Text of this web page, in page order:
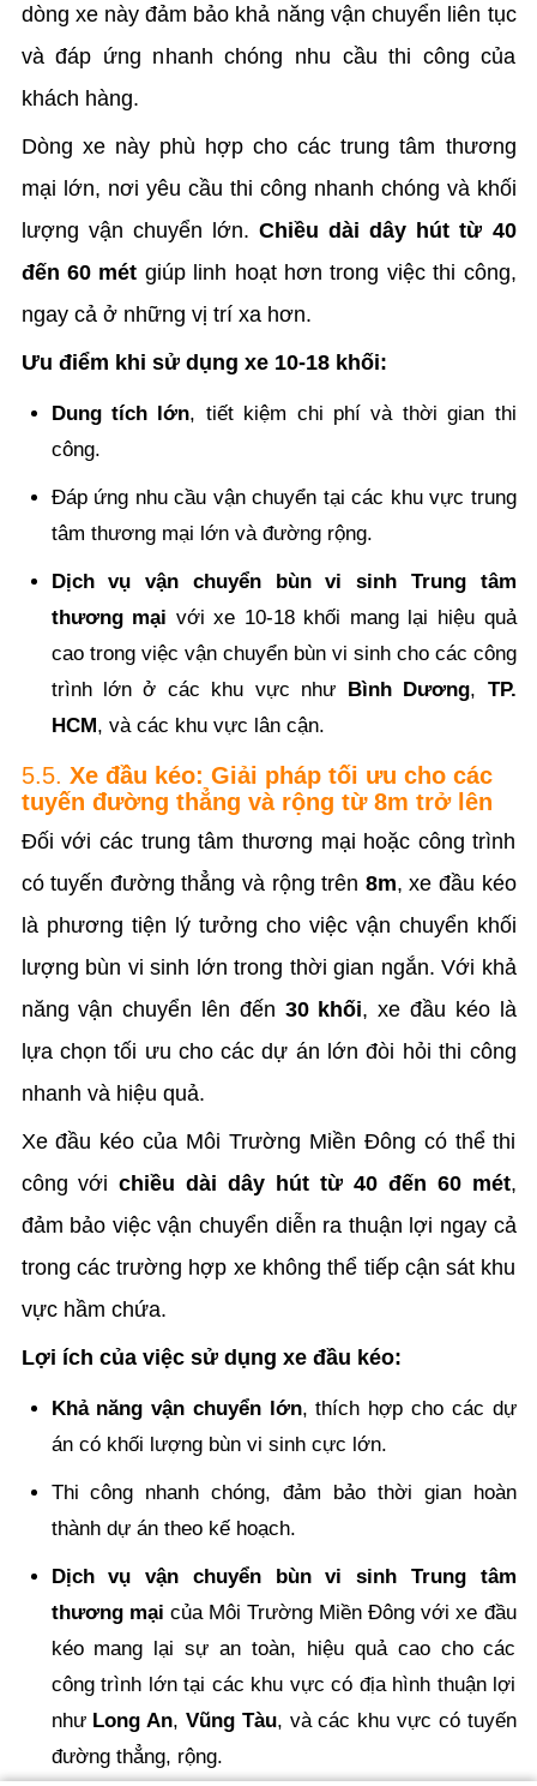
dòng xe này đảm bảo khả năng vận chuyển liên tục
và đáp ứng nhanh chóng nhu cầu thi công của
khách hàng.
Dòng xe này phù hợp cho các trung tâm thương
mại lớn, nơi yêu cầu thi công nhanh chóng và khối
lượng vận chuyển lớn. Chiều dài dây hút từ 40
đến 60 mét giúp linh hoạt hơn trong việc thi công,
ngay cả ở những vị trí xa hơn.
Ưu điểm khi sử dụng xe 10-18 khối:
Dung tích lớn, tiết kiệm chi phí và thời gian thi
công.
Đáp ứng nhu cầu vận chuyển tại các khu vực trung
tâm thương mại lớn và đường rộng.
Dịch vụ vận chuyển bùn vi sinh Trung tâm
thương mại với xe 10-18 khối mang lại hiệu quả
cao trong việc vận chuyển bùn vi sinh cho các công
trình lớn ở các khu vực như Bình Dương, TP.
HCM, và các khu vực lân cận.
5.5. Xe đầu kéo: Giải pháp tối ưu cho các
tuyến đường thẳng và rộng từ 8m trở lên
Đối với các trung tâm thương mại hoặc công trình
có tuyến đường thẳng và rộng trên 8m, xe đầu kéo
là phương tiện lý tưởng cho việc vận chuyển khối
lượng bùn vi sinh lớn trong thời gian ngắn. Với khả
năng vận chuyển lên đến 30 khối, xe đầu kéo là
lựa chọn tối ưu cho các dự án lớn đòi hỏi thi công
nhanh và hiệu quả.
Xe đầu kéo của Môi Trường Miền Đông có thể thi
công vớichiều dài dây hút từ 40 đến 60 mét,
đảm bảo việc vận chuyển diễn ra thuận lợi ngay cả
trong các trường hợp xe không thể tiếp cận sát khu
vực hầm chứa.
Lợi ích của việc sử dụng xe đầu kéo:
Khả năng vận chuyển lớn, thích hợp cho các dự
án có khối lượng bùn vi sinh cực lớn.
Thi công nhanh chóng, đảm bảo thời gian hoàn
thành dự án theo kế hoạch.
Dịch vụ vận chuyển bùn vi sinh Trung tâm
thương mại của Môi Trường Miền Đông với xe đầu
kéo mang lại sự an toàn, hiệu quả cao cho các
công trình lớn tại các khu vực có địa hình thuận lợi
như Long An, Vũng Tàu, và các khu vực có tuyến
đường thẳng, rộng.